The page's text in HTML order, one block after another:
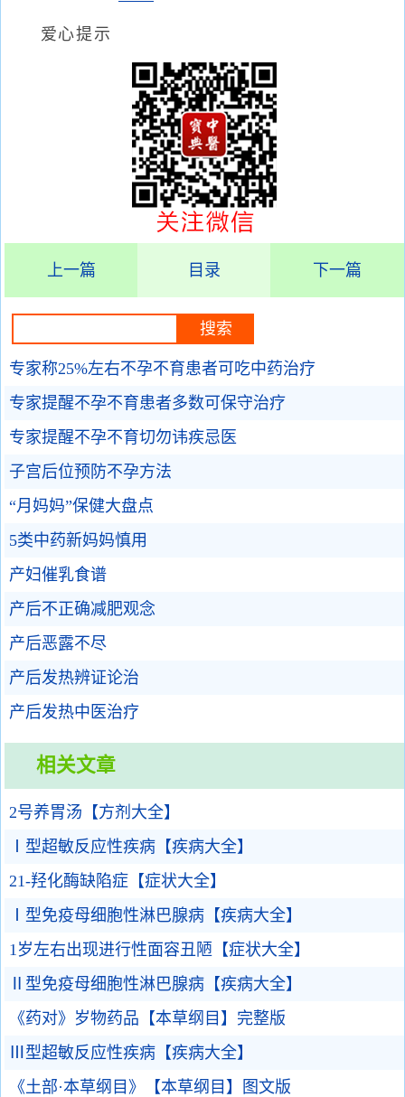
爱心提示
上一篇 目录 下一篇
专家称25%左右不孕不育患者可吃中药治疗
专家提醒不孕不育患者多数可保守治疗
专家提醒不孕不育切勿讳疾忌医
子宫后位预防不孕方法
“月妈妈”保健大盘点
5类中药新妈妈慎用
产妇催乳食谱
产后不正确减肥观念
产后恶露不尽
产后发热辨证论治
产后发热中医治疗
相关文章
2号养胃汤【方剂大全】
Ⅰ型超敏反应性疾病【疾病大全】
21-羟化酶缺陷症【症状大全】
Ⅰ型免疫母细胞性淋巴腺病【疾病大全】
1岁左右出现进行性面容丑陋【症状大全】
Ⅱ型免疫母细胞性淋巴腺病【疾病大全】
《药对》岁物药品【本草纲目】完整版
Ⅲ型超敏反应性疾病【疾病大全】
《土部·本草纲目》【本草纲目】图文版